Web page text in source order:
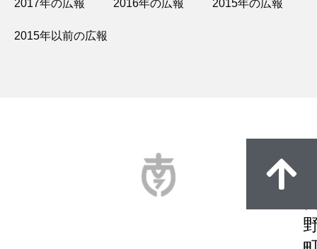
2017年の広報 2016年の広報 2015年の広報
2015年以前の広報